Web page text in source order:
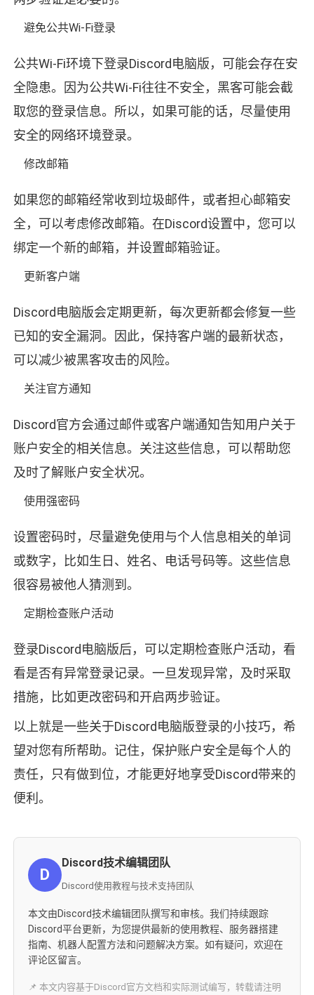
避免公共Wi-Fi登录
公共Wi-Fi环境下登录Discord电脑版，可能会存在安
全隐患。因为公共Wi-Fi往往不安全，黑客可能会截
取您的登录信息。所以，如果可能的话，尽量使用
安全的网络环境登录。
修改邮箱
如果您的邮箱经常收到垃圾邮件，或者担心邮箱安
全，可以考虑修改邮箱。在Discord设置中，您可以
绑定一个新的邮箱，并设置邮箱验证。
更新客户端
Discord电脑版会定期更新，每次更新都会修复一些
已知的安全漏洞。因此，保持客户端的最新状态，
可以减少被黑客攻击的风险。
关注官方通知
Discord官方会通过邮件或客户端通知告知用户关于
账户安全的相关信息。关注这些信息，可以帮助您
及时了解账户安全状况。
使用强密码
设置密码时，尽量避免使用与个人信息相关的单词
或数字，比如生日、姓名、电话号码等。这些信息
很容易被他人猜测到。
定期检查账户活动
登录Discord电脑版后，可以定期检查账户活动，看
看是否有异常登录记录。一旦发现异常，及时采取
措施，比如更改密码和开启两步验证。
以上就是一些关于Discord电脑版登录的小技巧，希
望对您有所帮助。记住，保护账户安全是每个人的
责任，只有做到位，才能更好地享受Discord带来的
便利。
D
Discord技术编辑团队
Discord使用教程与技术支持团队
本文由Discord技术编辑团队撰写和审核。我们持续跟踪
Discord平台更新，为您提供最新的使用教程、服务器搭建
指南、机器人配置方法和问题解决方案。如有疑问，欢迎在
评论区留言。
📌 本文内容基于Discord官方文档和实际测试编写，转载请注明